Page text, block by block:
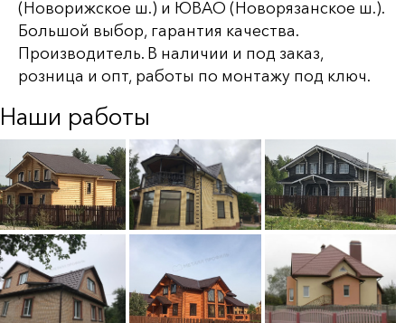
(Новорижское ш.) и ЮВАО (Новорязанское ш.).
Большой выбор, гарантия качества.
Производитель. В наличии и под заказ,
розница и опт, работы по монтажу под ключ.
Наши работы